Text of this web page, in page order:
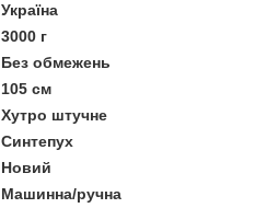
Україна
3000 г
Без обмежень
105 см
Хутро штучне
Синтепух
Новий
Машинна/ручна